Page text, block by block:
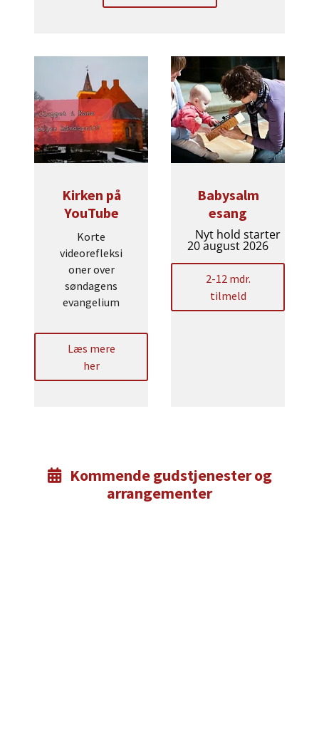
Kirken på
YouTube
Korte
videorefleksi
oner over
søndagens
evangelium
Læs mere
her
Babysalm
esang
Nyt hold starter
20 august 2026
2-12 mdr.
tilmeld
Kommende gudstjenester og
arrangementer